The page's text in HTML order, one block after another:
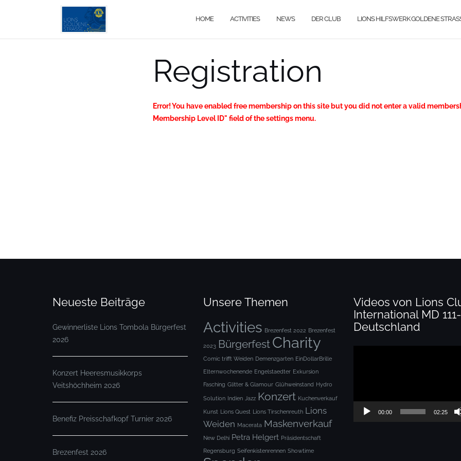
HOME ACTIVITIES NEWS DER CLUB LIONS HILFSWERK GOLDENE
Registration
Error! You have enabled free membership on this site but you did not enter a valid
Membership Level ID" field of the settings menu.
Neueste Beiträge
Gewinnerliste Lions Tombola Bürgerfest
2026
Konzert Heeresmusikkorps
Veitshöchheim 2026
Benefiz Preisschafkopf Turnier 2026
Brezenfest 2026
Unsere Themen
Activities Brezenfest 2022 Brezenfest
2023 Bürgerfest Charity
Comic trifft Weiden Demenzgarten EinDollarBrille
Elternwochenende Engelstaedter Exkursion
Fasching Glitter & Glamour Glühweinstand Hydro
Solution Indien Jazz Konzert Kuchenverkauf
Kunst Lions Quest Lions Tirschenreuth Lions
Weiden Macerata Maskenverkauf
New Delhi Petra Helgert Präsidentschaft
Regensburg Seifenkistenrennen Showtime
Videos von Lions
International MD 111-
Deutschland
00:00 02:25